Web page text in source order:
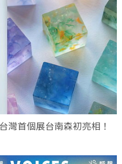
灣首個展台南森初亮相！